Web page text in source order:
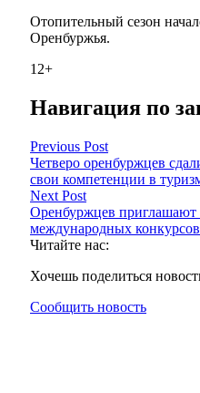
Отопительный сезон
Оренбуржья.
12+
Навигация по
Previous Post
Четверо оренбуржцев
свои компетенции в
Next Post
Оренбуржцев приглашают
международных
Читайте нас:
Хочешь поделиться
Сообщить новость